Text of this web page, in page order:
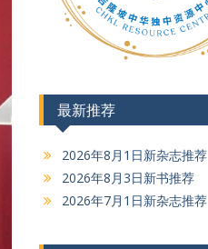
最新推荐
2026年8月1日新杂志推荐
2026年8月3日新书推荐
2026年7月1日新杂志推荐